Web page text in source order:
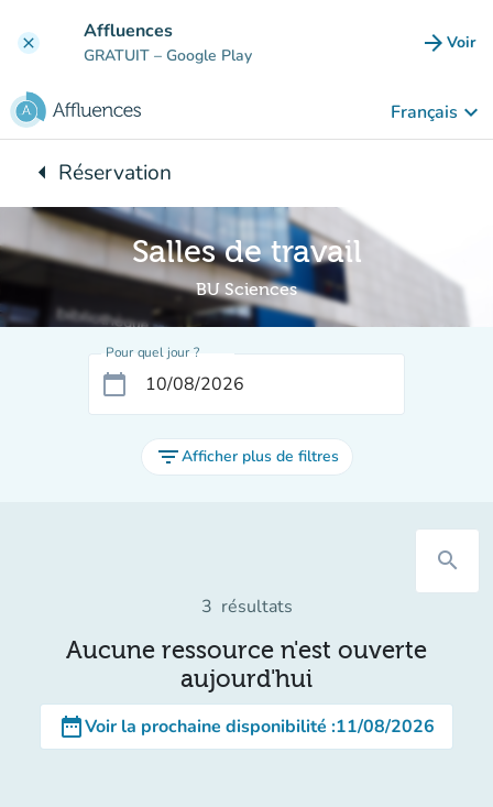
clear Affluences
GRATUIT – Google Play arrow_forward Voir
Français keyboard_arrow_down
arrow_leftRetour à :
Réservation
Salles de travail
BU Sciences
Pour quel jour ?
calendar_today
filter_listAfficher plus de filtres
search
3 résultats
Aucune ressource n'est ouverte
aujourd'hui
date_rangeVoir la prochaine disponibilité :11/08/2026